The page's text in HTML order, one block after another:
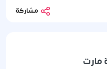
مارت